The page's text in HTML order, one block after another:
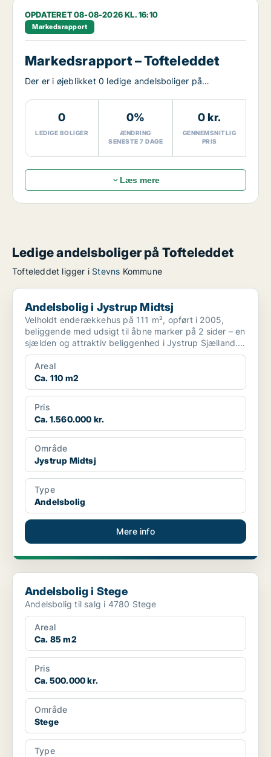
OPDATERET 08-08-2026 KL. 16:10
Markedsrapport
Markedsrapport – Tofteleddet
Der er i øjeblikket 0 ledige andelsboliger på
0
LEDIGE BOLIGER
0%
ÆNDRING
SENESTE 7 DAGE
0 kr.
GENNEMSNITLIG
PRIS
Læs mere
Ledige andelsboliger på Tofteleddet
Tofteleddet ligger i Stevns Kommune
Andelsbolig i Jystrup Midtsj
Andelsbolig i Jystrup Midtsj
Velholdt enderækkehus på 111 m², opført i 2005,
beliggende med udsigt til åbne marker på 2 sider – en
sjælden og attraktiv beliggenhed i Jystrup Sjælland.
...
Areal
Ca. 110 m2
Pris
Ca. 1.560.000 kr.
Område
Jystrup Midtsj
Type
Andelsbolig
Mere info
Andelsbolig i Stege
Andelsbolig i Stege
Andelsbolig til salg i 4780 Stege
Areal
Ca. 85 m2
Pris
Ca. 500.000 kr.
Område
Stege
Type